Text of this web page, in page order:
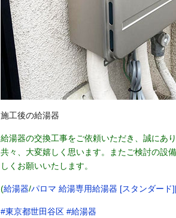
施工後の給湯器
給湯器の交換工事をご依頼いただき、誠にあ
共々、大変嬉しく思います。またご検討の設
しくお願いいたします。
(給湯器/パロマ 給湯専用給湯器 [スタンダー
#東京都世田谷区 #給湯器